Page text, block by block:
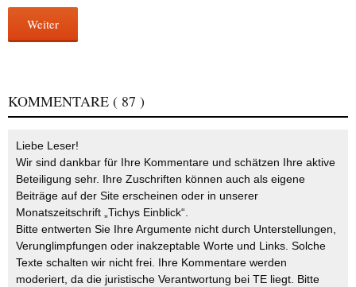
Weiter
KOMMENTARE ( 87 )
Liebe Leser!
Wir sind dankbar für Ihre Kommentare und schätzen Ihre aktive
Beteiligung sehr. Ihre Zuschriften können auch als eigene
Beiträge auf der Site erscheinen oder in unserer
Monatszeitschrift „Tichys Einblick“.
Bitte entwerten Sie Ihre Argumente nicht durch Unterstellungen,
Verunglimpfungen oder inakzeptable Worte und Links. Solche
Texte schalten wir nicht frei. Ihre Kommentare werden
moderiert, da die juristische Verantwortung bei TE liegt. Bitte